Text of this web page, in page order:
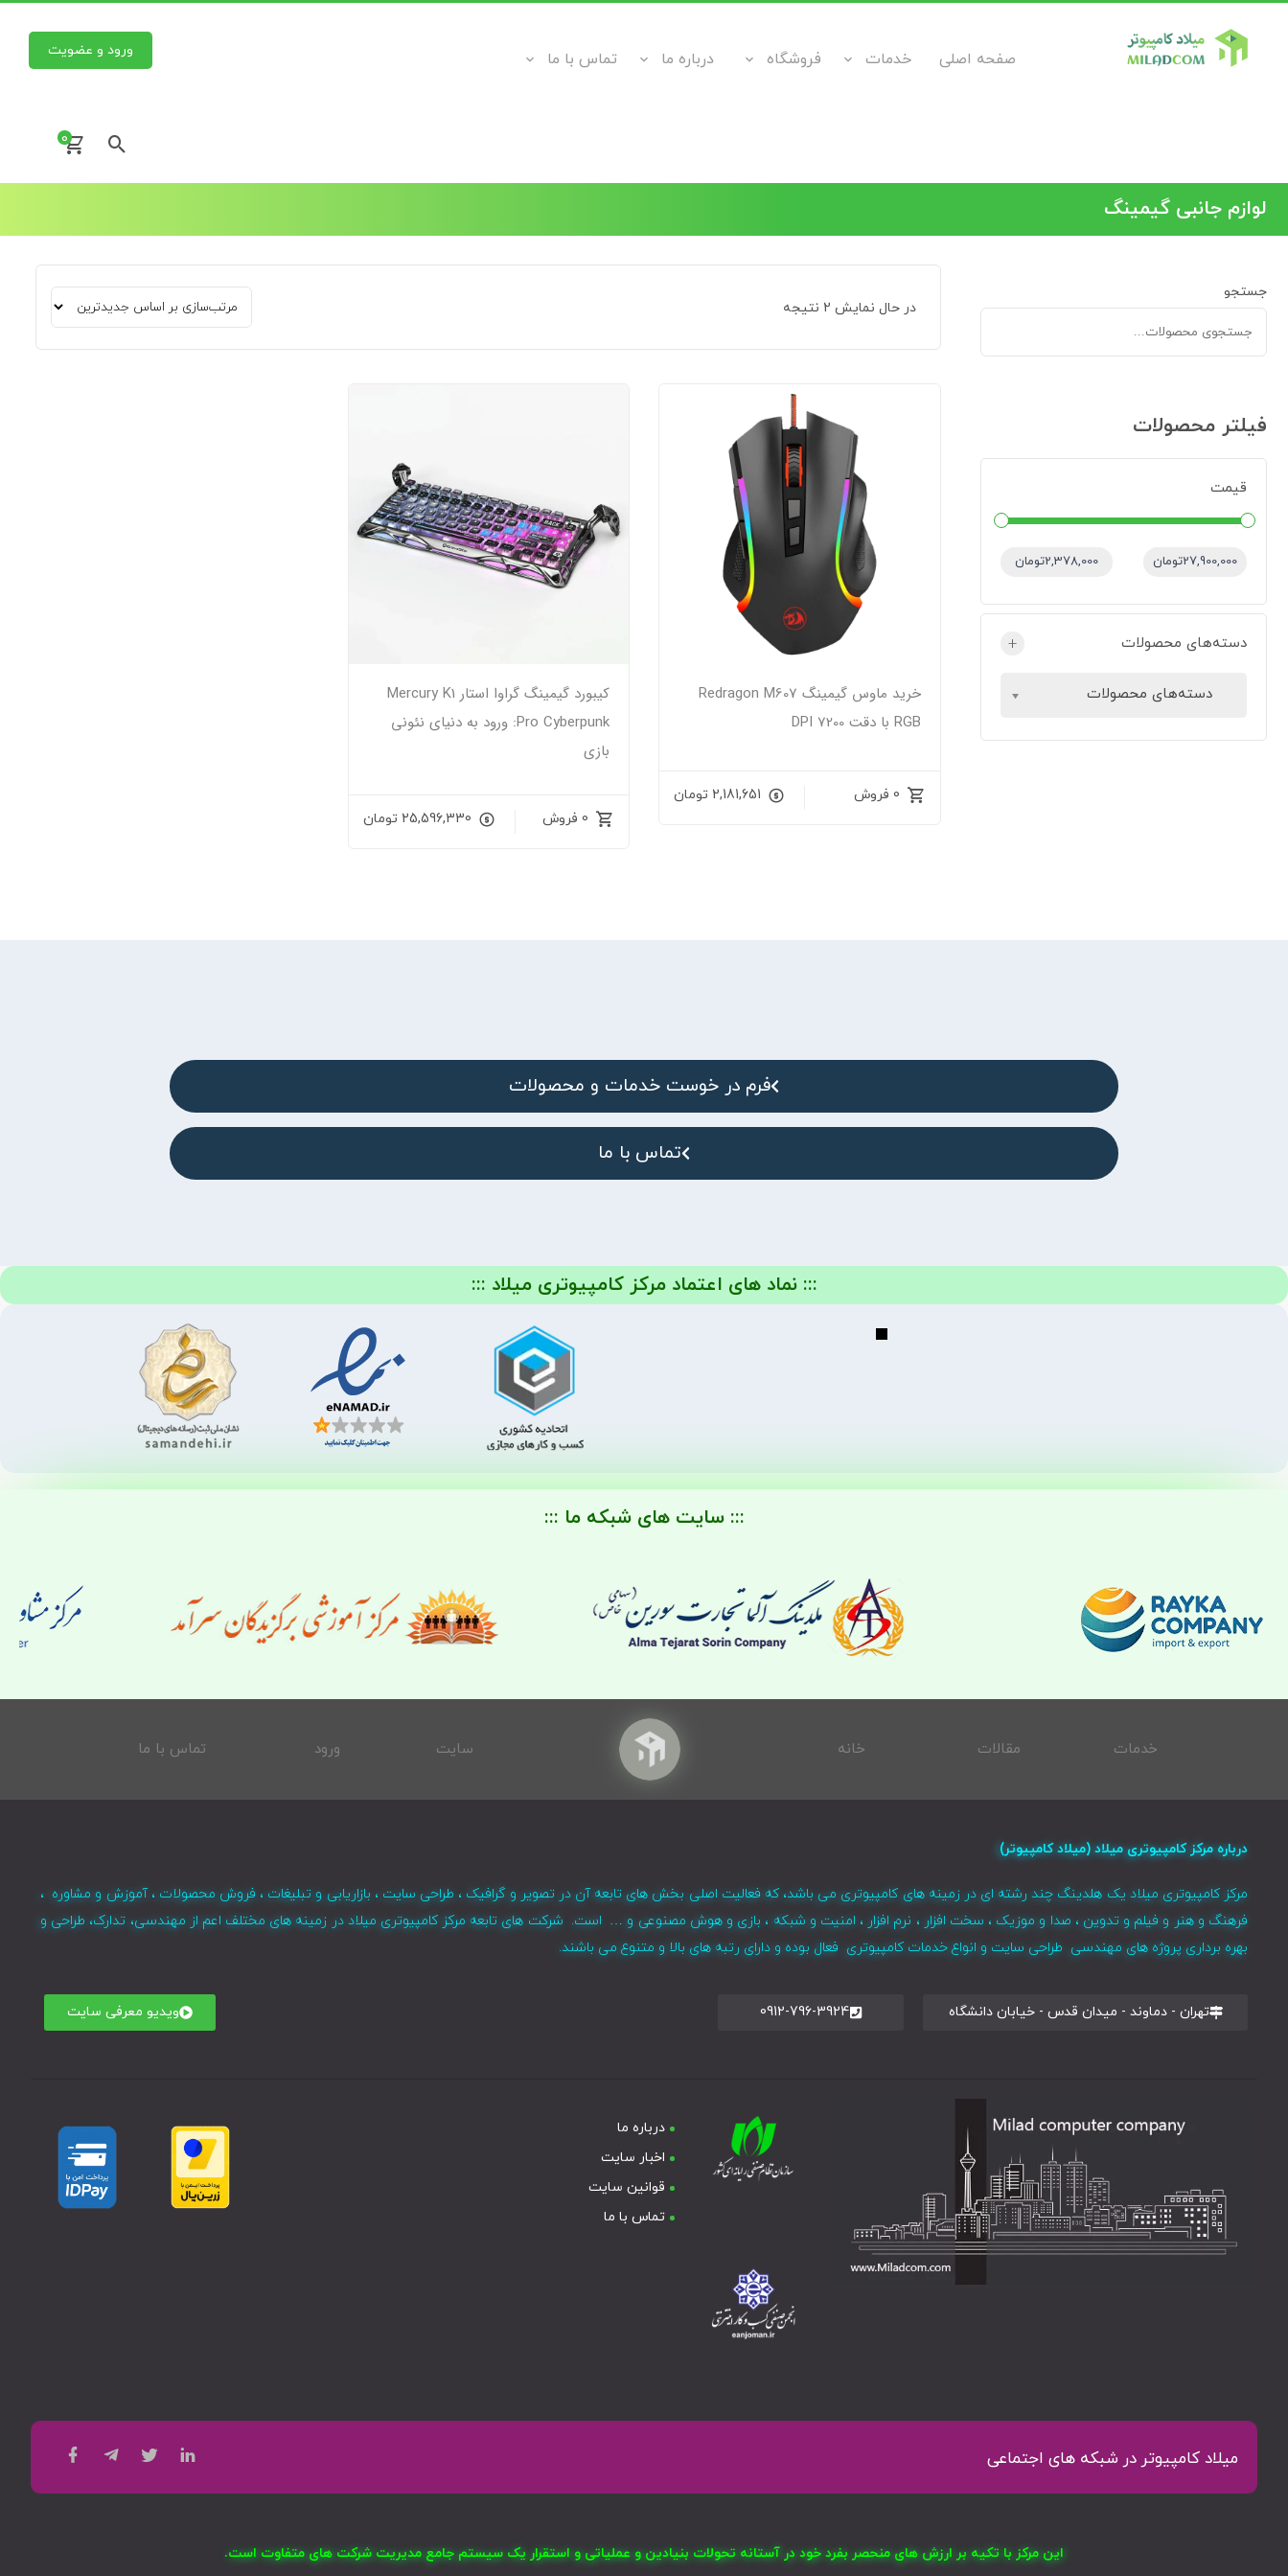
صفحه اصلی خدمات فروشگاه درباره ما تماس با ما ورود و عضویت
0
لوازم جانبی گیمینگ
در حال نمایش 2 نتیجه
خرید ماوس گیمینگ Redragon M607
RGB با دقت 7200 DPI
0 فروش 2,181,651 تومان
کیبورد گیمینگ گراوا استار Mercury K1
Pro Cyberpunk: ورود به دنیای نئونی
بازی
0 فروش 25,596,330 تومان
جستجو
فیلتر محصولات
قیمت
قیمت:2,378,000تومان 27,900,000تومان
دسته‌های محصولات +
دسته‌های محصولات
فرم در خوست خدمات و محصولات
تماس با ما
::: نماد های اعتماد مرکز کامپیوتری میلاد :::
::: سایت های شبکه ما :::
خدمات مقالات خانه سایت ورود تماس با ما
درباره مرکز کامپیوتری میلاد (میلاد کامپیوتر)
مرکز کامپیوتری میلاد یک هلدینگ چند رشته ای در زمینه های کامپیوتری می باشد، که فعالیت اصلی بخش های تابعه آن در تصویر و گرافیک ، طراحی سایت ، بازاریابی و تبلیغات ، فروش محصولات ، آموزش و مشاوره ،
فرهنگ و هنر و فیلم و تدوین ، صدا و موزیک ، سخت افزار ، نرم افزار ، امنیت و شبکه ، بازی و هوش مصنوعی و … است. شرکت های تابعه مرکز کامپیوتری میلاد در زمینه های مختلف اعم از مهندسی، تدارک، طراحی و
بهره برداری پروژه های مهندسی طراحی سایت و انواع خدمات کامپیوتری فعال بوده و دارای رتبه های بالا و متنوع می باشند.
تهران - دماوند - میدان قدس - خیابان دانشگاه 0912-796-3924 ویدیو معرفی سایت
درباره ما
اخبار سایت
قوانین سایت
تماس با ما
میلاد کامپیوتر در شبکه های اجتماعی
این مرکز با تکیه بر ارزش های منحصر بفرد خود در آستانه تحولات بنیادین و عملیاتی و استقرار یک سیستم جامع مدیریت شرکت های متفاوت است.